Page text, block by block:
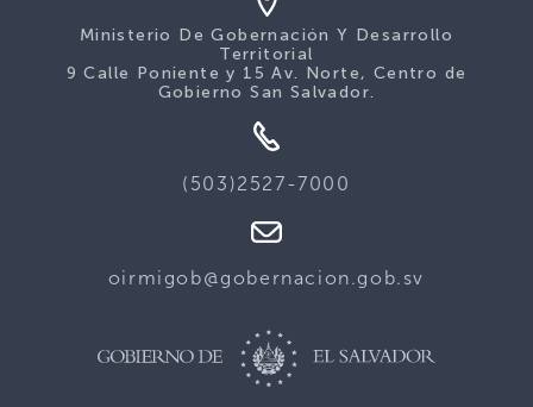
Ministerio De Gobernación Y Desarrollo
Territorial
9 Calle Poniente y 15 Av. Norte, Centro de
Gobierno San Salvador.
(503)2527-7000
oirmigob@gobernacion.gob.sv